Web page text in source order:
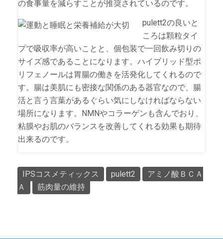
の食事量を減らすことが推奨されているのです。
pulett2の良いと
ころは顆粒タイ
プで吸収率が高いことと、個包装で一回飲み切りの
サイズ感であることになります。ハイブリッド型ポ
リフェノールは胃腸の働きを活発化してくれるので
す。腸は美肌にも密接な関係のある器官なので、腸
活と言う言葉があるぐらい気にしなければならない
場所になります。NMNやコラーゲンも含んでおり、
粘膜やお肌のバランスを改善してくれる効果も期待
出来るのです。
IPSコスメティックス pulett2
アミノ酸ＢＣＡ
Ａ
筋肉量の維持